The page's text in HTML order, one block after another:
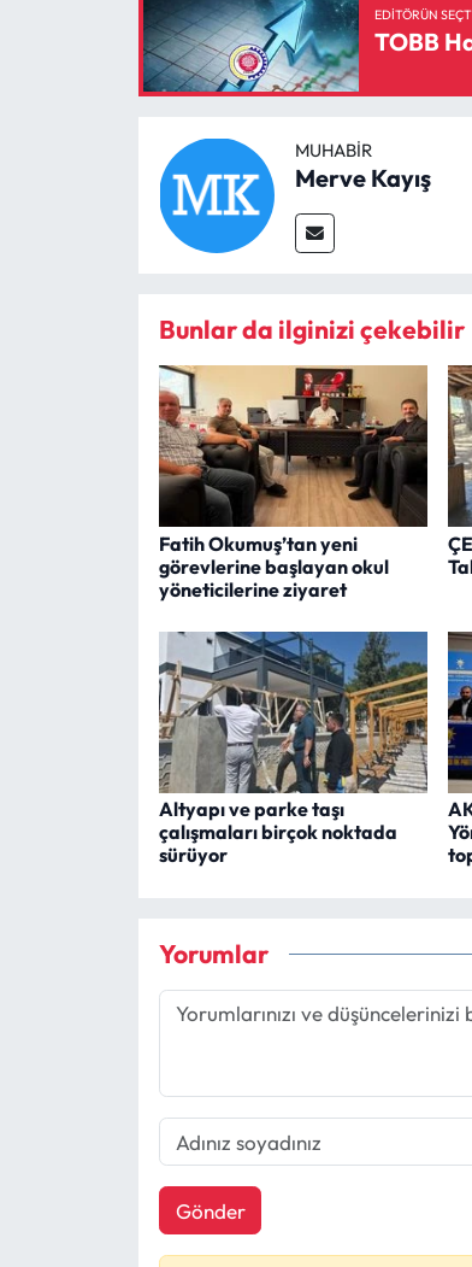
EDITÖRÜN
TOBB
MUHABIR
Merve Kayış
Bunlar da ilginizi çekebilir
Fatih Okumuş’tan yeni
görevlerine başlayan okul
yöneticilerine ziyaret
Altyapı ve parke taşı
çalışmaları birçok noktada
sürüyor
Yorumlar
Gönder